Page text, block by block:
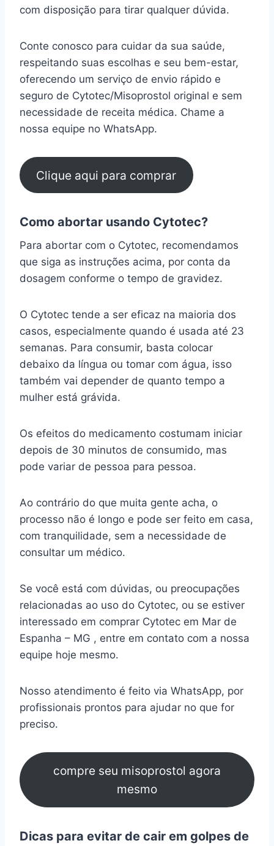
com disposição para tirar qualquer dúvida.
Conte conosco para cuidar da sua saúde,
respeitando suas escolhas e seu bem-estar,
oferecendo um serviço de envio rápido e
seguro de Cytotec/Misoprostol original e sem
necessidade de receita médica. Chame a
nossa equipe no WhatsApp.
Clique aqui para comprar
Como abortar usando Cytotec?
Para abortar com o Cytotec, recomendamos
que siga as instruções acima, por conta da
dosagem conforme o tempo de gravidez.
O Cytotec tende a ser eficaz na maioria dos
casos, especialmente quando é usada até 23
semanas. Para consumir, basta colocar
debaixo da língua ou tomar com água, isso
também vai depender de quanto tempo a
mulher está grávida.
Os efeitos do medicamento costumam iniciar
depois de 30 minutos de consumido, mas
pode variar de pessoa para pessoa.
Ao contrário do que muita gente acha, o
processo não é longo e pode ser feito em casa,
com tranquilidade, sem a necessidade de
consultar um médico.
Se você está com dúvidas, ou preocupações
relacionadas ao uso do Cytotec, ou se estiver
interessado em comprar Cytotec em Mar de
Espanha – MG , entre em contato com a nossa
equipe hoje mesmo.
Nosso atendimento é feito via WhatsApp, por
profissionais prontos para ajudar no que for
preciso.
compre seu misoprostol agora
mesmo
Dicas para evitar de cair em golpes de